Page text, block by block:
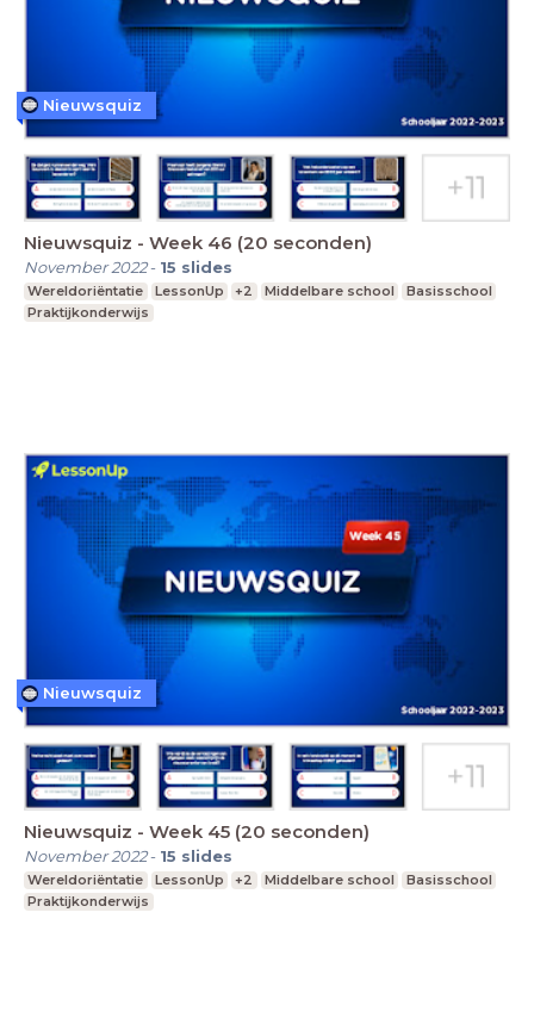
Nieuwsquiz - Week 46 (20 seconden)
November 2022- 15 slides
Wereldoriëntatie LessonUp +2 Middelbare school
Basisschool
Praktijkonderwijs
Nieuwsquiz
Nieuwsquiz - Week 45 (20 seconden)
November 2022- 15 slides
Wereldoriëntatie LessonUp +2 Middelbare school
Basisschool
Praktijkonderwijs
Nieuwsquiz